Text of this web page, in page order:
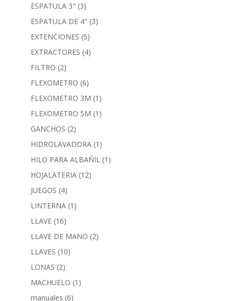
ESPATULA 3" (3)
ESPATULA DE 4" (3)
EXTENCIONES (5)
EXTRACTORES (4)
FILTRO (2)
FLEXOMETRO (6)
FLEXOMETRO 3M (1)
FLEXOMETRO 5M (1)
GANCHOS (2)
HIDROLAVADORA (1)
HILO PARA ALBAÑIL (1)
HOJALATERIA (12)
JUEGOS (4)
LINTERNA (1)
LLAVE (16)
LLAVE DE MANO (2)
LLAVES (10)
LONAS (2)
MACHUELO (1)
manuales (6)